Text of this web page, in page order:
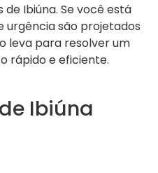
Ibiúna. Se você está
urgência são projetados
leva para resolver um
rápido e eficiente.
Ibiúna